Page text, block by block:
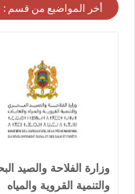
أخر المواضيع من قسم :
وزارة الفلاحة والصيد
والتنمية القروية والمياه